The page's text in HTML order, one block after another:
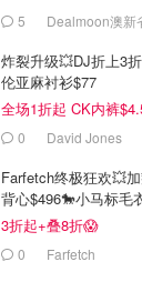
5 Dealmoon澳新
炸裂升级💥DJ折上3
伦亚麻衬衫$77
全场1折起 CK内裤
0 David Jones
Farfetch终极狂欢💥
背心$496🐎小马标毛
3折起+叠8折😱
0 Farfetch